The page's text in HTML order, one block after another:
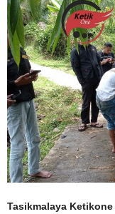
Tasikmalaya Ketikone